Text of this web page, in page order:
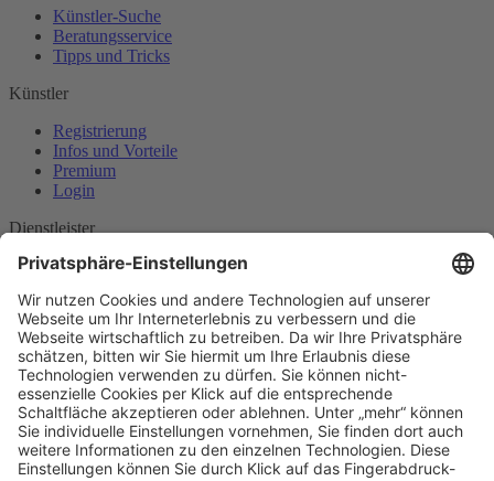
Künstler-Suche
Beratungsservice
Tipps und Tricks
Künstler
Registrierung
Infos und Vorteile
Premium
Login
Dienstleister
Entdecken
INFOS
Mehr Erfahren
Häufige Fragen
AGB
Kontakt & Mehr
Kontakt